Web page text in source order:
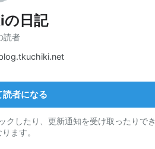
日記
読者
読者になる
クしたり、更新通知を受け取ったりでき
ます。